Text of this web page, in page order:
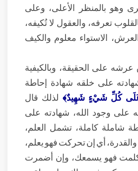
وهو بالمنظر الأعلى، وعلى
تعرفه، والعقول لا تُكيفه،
الاستواء معلوم والكيف
على الحقيقة، وبالكيفية
على خلقه شهادة إحاطة
كُلِّ شَيْءٍ شَهِيدٌ﴾ لذلك قال
على وجود الله، شهادته على
شاملة كاملة، تشمل العلم،
والقدرة، أي إن تحركت فهو يعلم،
فهو يسمعك، وإن أضمرت